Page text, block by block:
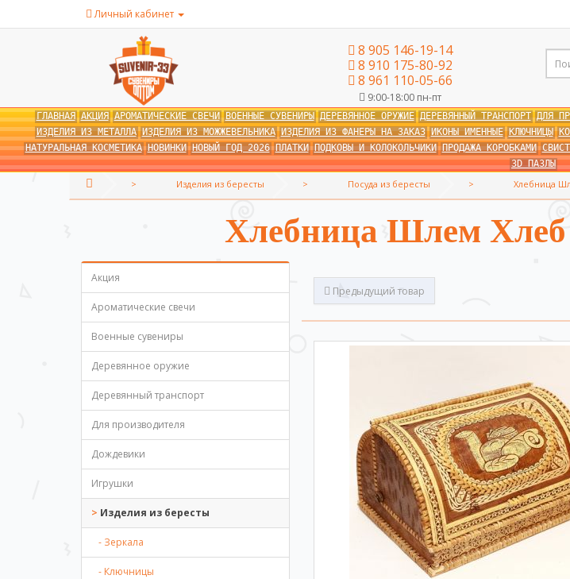
Личный кабинет
8 905 146-19-14
8 910 175-80-92
8 961 110-05-66
9:00-18:00 пн-пт
ГЛАВНАЯ АКЦИЯ АРОМАТИЧЕСКИЕ СВЕЧИ ВОЕННЫЕ СУВЕНИРЫ ДЕРЕВЯННОЕ ОРУЖИЕ ДЕРЕВЯННЫЙ ТРАНСПОРТ ДЛЯ
ИЗДЕЛИЯ ИЗ МЕТАЛЛА ИЗДЕЛИЯ ИЗ МОЖЖЕВЕЛЬНИКА ИЗДЕЛИЯ ИЗ ФАНЕРЫ НА ЗАКАЗ ИКОНЫ ИМЕННЫЕ КЛЮЧНИЦЫ
НАТУРАЛЬНАЯ КОСМЕТИКА НОВИНКИ НОВЫЙ ГОД 2026 ПЛАТКИ ПОДКОВЫ И КОЛОКОЛЬЧИКИ ПРОДАЖА КОРОБКАМИ
3D ПАЗЛЫ
Изделия из бересты Посуда из бересты Хлебница
Хлебница Шлем Хлеб
Акция
Ароматические свечи
Военные сувениры
Деревянное оружие
Деревянный транспорт
Для производителя
Дождевики
Игрушки
Изделия из бересты
- Зеркала
- Ключницы
Предыдущий товар